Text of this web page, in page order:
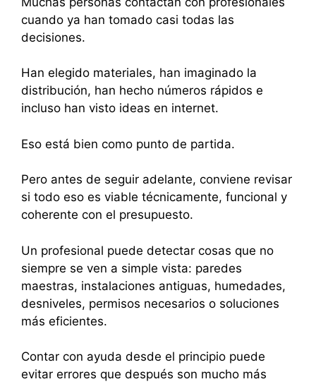
cuando ya han tomado casi todas las
decisiones.
Han elegido materiales, han imaginado la
distribución, han hecho números rápidos e
incluso han visto ideas en internet.
Eso está bien como punto de partida.
Pero antes de seguir adelante, conviene revisar
si todo eso es viable técnicamente, funcional y
coherente con el presupuesto.
Un profesional puede detectar cosas que no
siempre se ven a simple vista: paredes
maestras, instalaciones antiguas, humedades,
desniveles, permisos necesarios o soluciones
más eficientes.
Contar con ayuda desde el principio puede
evitar errores que después son mucho más